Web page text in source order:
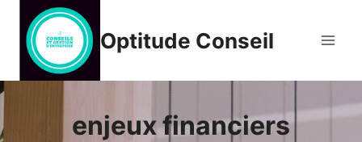
contenu
Optitude Conseil
enjeux financiers